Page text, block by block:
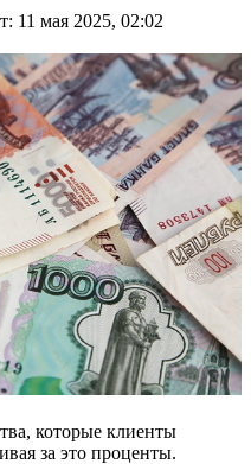
11 мая 2025, 02:02
которые клиенты
за это проценты.